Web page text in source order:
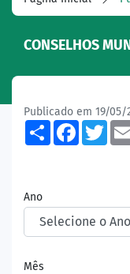
CONSELHOS
Publicado em 19/05/
Share
Ano
Mês